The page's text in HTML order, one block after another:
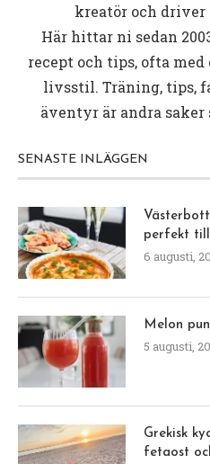
kreatör och driver
Här hittar ni sedan
recept och tips, ofta
livsstil. Träning, tips,
äventyr är andra saker
SENASTE INLÄGGEN
perfekt
6 augusti,
Melon
5 augusti,
Grekisk
fetaost